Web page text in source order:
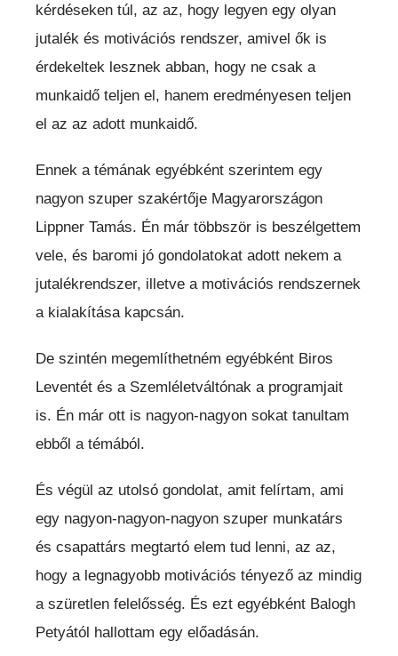
kérdéseken túl, az az, hogy legyen egy olyan
jutalék és motivációs rendszer, amivel ők is
érdekeltek lesznek abban, hogy ne csak a
munkaidő teljen el, hanem eredményesen teljen
el az az adott munkaidő.
Ennek a témának egyébként szerintem egy
nagyon szuper szakértője Magyarországon
Lippner Tamás. Én már többször is beszélgettem
vele, és baromi jó gondolatokat adott nekem a
jutalékrendszer, illetve a motivációs rendszernek
a kialakítása kapcsán.
De szintén megemlíthetném egyébként Biros
Leventét és a Szemléletváltónak a programjait
is. Én már ott is nagyon-nagyon sokat tanultam
ebből a témából.
És végül az utolsó gondolat, amit felírtam, ami
egy nagyon-nagyon-nagyon szuper munkatárs
és csapattárs megtartó elem tud lenni, az az,
hogy a legnagyobb motivációs tényező az mindig
a szüretlen felelősség. És ezt egyébként Balogh
Petyától hallottam egy előadásán.